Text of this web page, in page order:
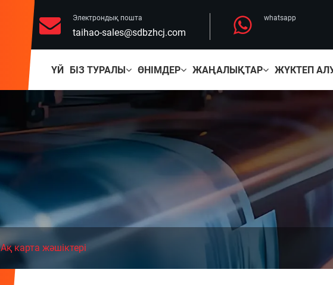
Электрондық пошта
taihao-sales@sdbzhcj.com
whatsapp
ҮЙ БІЗ ТУРАЛЫ ӨНІМДЕР ЖАҢАЛЫҚТАР ЖҮКТЕП
Ақ карта жәшіктері